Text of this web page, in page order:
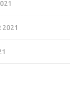
2021